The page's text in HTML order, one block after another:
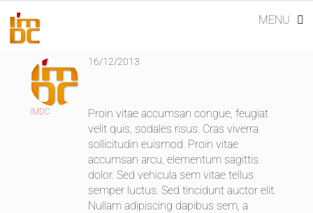
content
MENU
IMDC
16/12/2013
Proin vitae accumsan congue, feugiat
velit quis, sodales risus. Cras viverra
sollicitudin euismod. Proin vitae
accumsan arcu, elementum sagittis
dolor. Sed vehicula sem vitae tellus
semper luctus. Sed tincidunt auctor elit.
Nullam adipiscing dapibus sem, a